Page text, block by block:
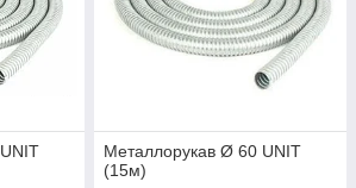
Металлорукав Ø 60 UNIT
(15м)